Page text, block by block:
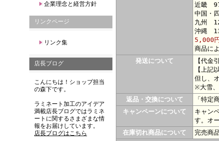
企業理念と経営方針
リンクページ
リンク集
店長ブログ
こんにちは！ショップ担当
の森下です。
ラミネート加工のアイデア
満載店長ブログではラミネ
ートに関するさまざまな情
報をお届けしています。
店長ブログはこちら
近畿
中国・
九州
沖縄
5,000
商品に
発送について
【代金
【上記
但し、
※大雪、
返品・交換について
「特定
キャンペーンについて
キャン
す。オ
在庫切れ商品について
完売商